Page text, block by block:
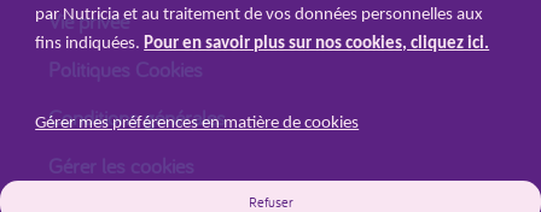
Vie privée
Politiques Cookies
Conditions générales
Gérer les cookies
par Nutricia et au traitement de vos données personnelles aux
fins indiquées. Pour en savoir plus sur nos cookies, cliquez ici.
Gérer mes préférences en matière de cookies
Refuser